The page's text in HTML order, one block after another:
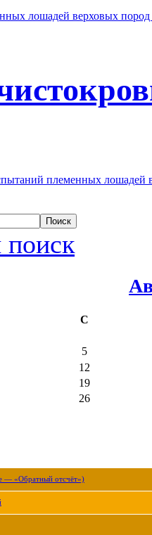
лошадей верховых
племенных лошадей
С
5
12
19
26
— «Обратный отсчёт»)